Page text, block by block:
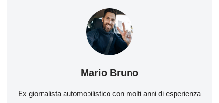
Mario Bruno
Ex giornalista automobilistico con molti anni di esperienza